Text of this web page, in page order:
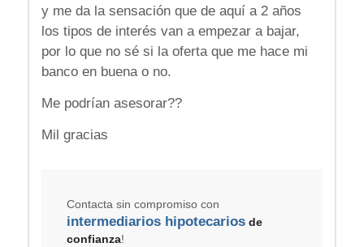
y me da la sensación que de aquí a 2 años
los tipos de interés van a empezar a bajar,
por lo que no sé si la oferta que me hace mi
banco en buena o no.
Me podrían asesorar??
Mil gracias
Contacta sin compromiso con
intermediarios hipotecariosde
confianza!